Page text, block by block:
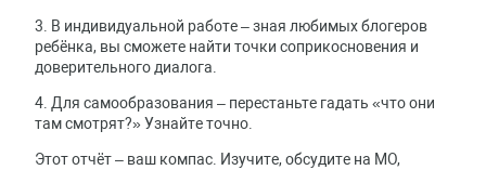
3. В индивидуальной работе – зная любимых блогеров
ребёнка, вы сможете найти точки соприкосновения и
доверительного диалога.
4. Для самообразования – перестаньте гадать «что они
там смотрят?» Узнайте точно.
Этот отчёт – ваш компас. Изучите, обсудите на МО,